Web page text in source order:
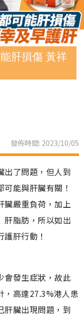
肝損傷 黃祥
發佈時間: 2023/10/05
出了問題，但人到
能與肝臟有關！
臟嚴重負荷，加上
肝脂肪，所以如出
肝行動！
會發生症狀，故此
，高達27.3%港人患
肝臟出現問題，到